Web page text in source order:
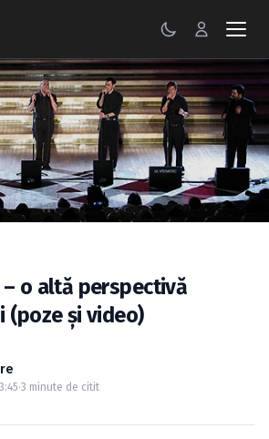
– o altă perspectivă
(poze şi video)
·3 minute de citit